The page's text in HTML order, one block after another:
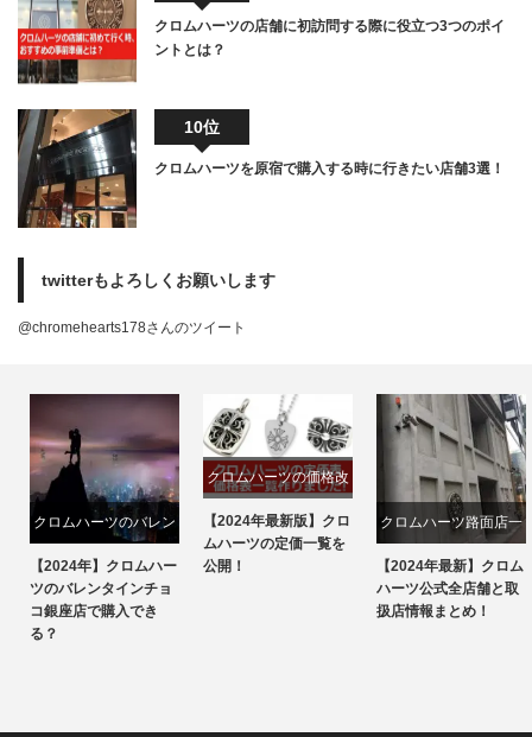
クロムハーツの店舗に初訪問する際に役立つ3つのポイ
ントとは？
10位
クロムハーツを原宿で購入する時に行きたい店舗3選！
twitterもよろしくお願いします
@chromehearts178さんのツイート
クロムハーツのバレン
タインチョコ
【2024年】クロムハー
ツのバレンタインチョ
コ銀座店で購入でき
る？
クロムハーツの価格改
定
【2024年最新版】クロ
ムハーツの定価一覧を
公開！
クロムハーツ路面店一
覧
【2024年最新】クロム
ハーツ公式全店舗と取
扱店情報まとめ！